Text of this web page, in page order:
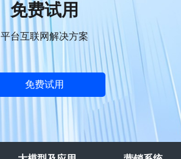
免费试用
平台互联网解决方案
免费试用